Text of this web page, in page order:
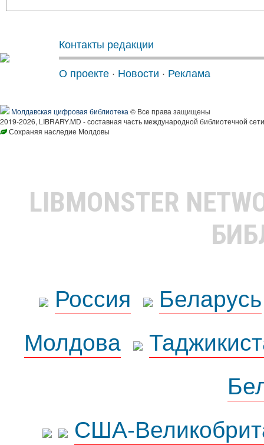
Контакты редакции
О проекте · Новости · Реклама
Молдавская цифровая библиотека © Все права защищены
2019-2026, LIBRARY.MD - составная часть международной библиотечной
Сохраняя наследие Молдовы
LIBMONSTER
Россия
Беларусь
Молдова
США-